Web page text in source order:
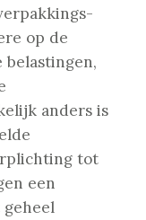
op de
belastingen,
anders is
tot
een